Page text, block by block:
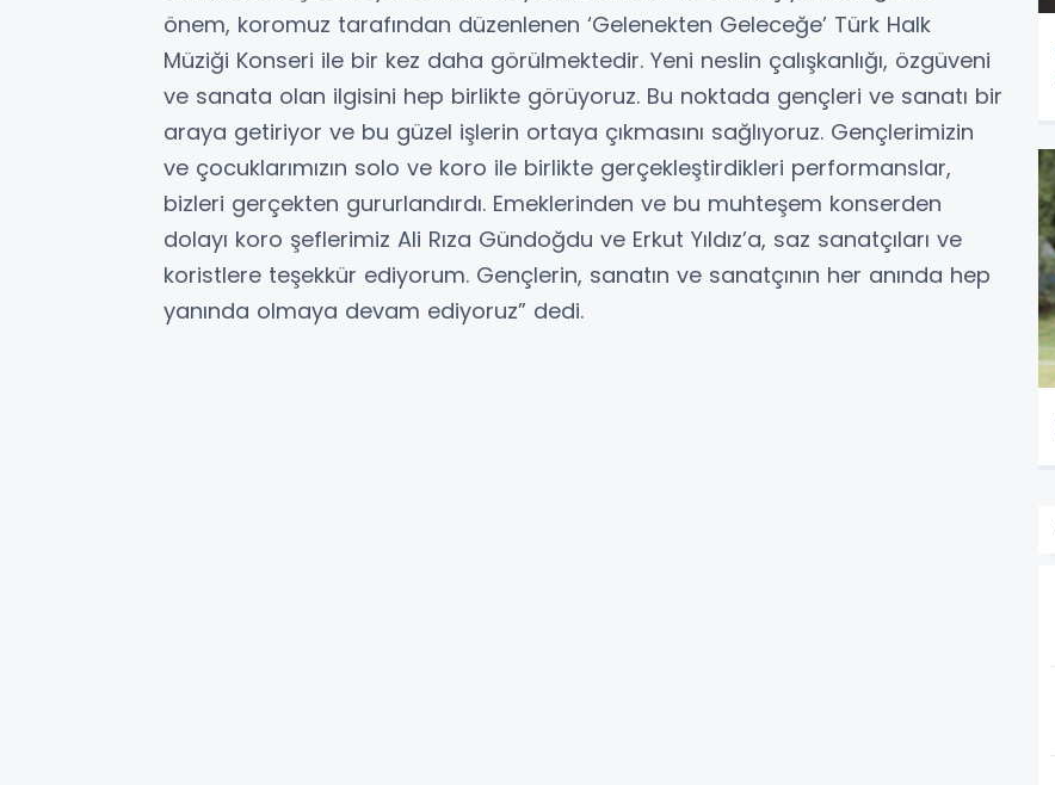
önem, koromuz tarafından düzenlenen ‘Gelenekten Geleceğe’ Türk Halk
Müziği Konseri ile bir kez daha görülmektedir. Yeni neslin çalışkanlığı, özgüveni
ve sanata olan ilgisini hep birlikte görüyoruz. Bu noktada gençleri ve sanatı bir
araya getiriyor ve bu güzel işlerin ortaya çıkmasını sağlıyoruz. Gençlerimizin
ve çocuklarımızın solo ve koro ile birlikte gerçekleştirdikleri performanslar,
bizleri gerçekten gururlandırdı. Emeklerinden ve bu muhteşem konserden
dolayı koro şeflerimiz Ali Rıza Gündoğdu ve Erkut Yıldız’a, saz sanatçıları ve
koristlere teşekkür ediyorum. Gençlerin, sanatın ve sanatçının her anında hep
yanında olmaya devam ediyoruz” dedi.